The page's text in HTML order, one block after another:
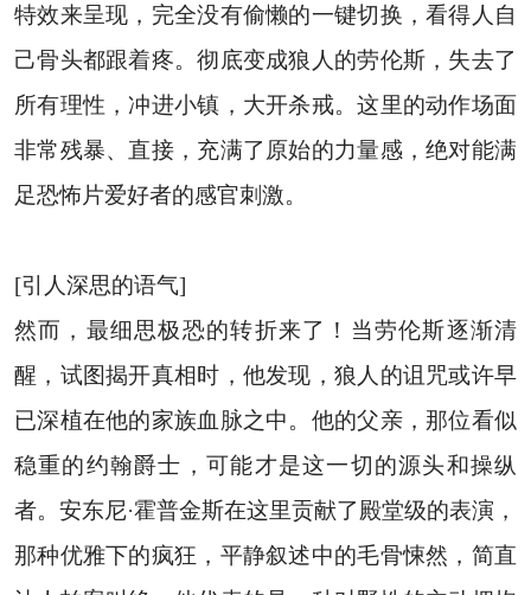
特效来呈现，完全没有偷懒的一键切换，看得人自
己骨头都跟着疼。彻底变成狼人的劳伦斯，失去了
所有理性，冲进小镇，大开杀戒。这里的动作场面
非常残暴、直接，充满了原始的力量感，绝对能满
足恐怖片爱好者的感官刺激。
[引人深思的语气]
然而，最细思极恐的转折来了！当劳伦斯逐渐清
醒，试图揭开真相时，他发现，狼人的诅咒或许早
已深植在他的家族血脉之中。他的父亲，那位看似
稳重的约翰爵士，可能才是这一切的源头和操纵
者。安东尼·霍普金斯在这里贡献了殿堂级的表演，
那种优雅下的疯狂，平静叙述中的毛骨悚然，简直